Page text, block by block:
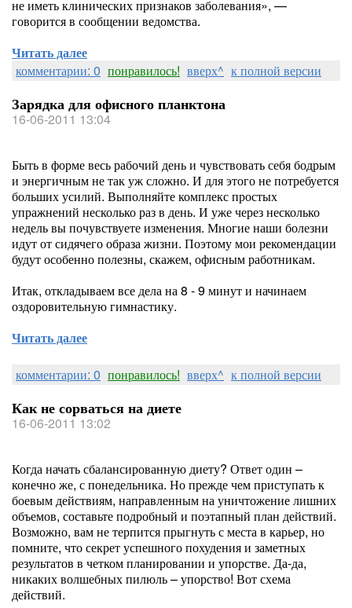
не иметь клинических признаков заболевания», —
говорится в сообщении ведомства.
Читать далее
комментарии: 0 понравилось! вверх^ к полной версии
Зарядка для офисного планктона
16-06-2011 13:04
Быть в форме весь рабочий день и чувствовать себя бодрым
и энергичным не так уж сложно. И для этого не потребуется
больших усилий. Выполняйте комплекс простых
упражнений несколько раз в день. И уже через несколько
недель вы почувствуете изменения. Многие наши болезни
идут от сидячего образа жизни. Поэтому мои рекомендации
будут особенно полезны, скажем, офисным работникам.
Итак, откладываем все дела на 8 - 9 минут и начинаем
оздоровительную гимнастику.
Читать далее
комментарии: 0 понравилось! вверх^ к полной версии
Как не сорваться на диете
16-06-2011 13:02
Когда начать сбалансированную диету? Ответ один –
конечно же, с понедельника. Но прежде чем приступать к
боевым действиям, направленным на уничтожение лишних
объемов, составьте подробный и поэтапный план действий.
Возможно, вам не терпится прыгнуть с места в карьер, но
помните, что секрет успешного похудения и заметных
результатов в четком планировании и упорстве. Да-да,
никаких волшебных пилюль – упорство! Вот схема
действий.